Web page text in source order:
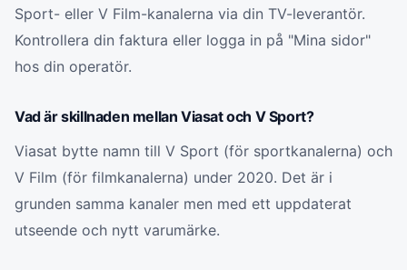
Sport- eller V Film-kanalerna via din TV-leverantör.
Kontrollera din faktura eller logga in på "Mina sidor"
hos din operatör.
Vad är skillnaden mellan Viasat och V Sport?
Viasat bytte namn till V Sport (för sportkanalerna) och
V Film (för filmkanalerna) under 2020. Det är i
grunden samma kanaler men med ett uppdaterat
utseende och nytt varumärke.